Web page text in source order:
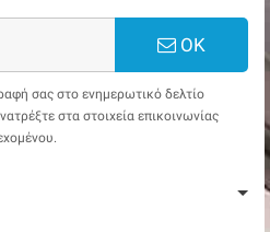
ΟΚ
σας στο ενημερωτικό δελτίο
στα στοιχεία επικοινωνίας